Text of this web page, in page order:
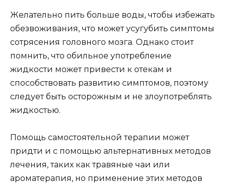
Желательно пить больше воды, чтобы избежать
обезвоживания, что может усугубить симптомы
сотрясения головного мозга. Однако стоит
помнить, что обильное употребление
жидкости может привести к отекам и
способствовать развитию симптомов, поэтому
следует быть осторожным и не злоупотреблять
жидкостью.
Помощь самостоятельной терапии может
придти и с помощью альтернативных методов
лечения, таких как травяные чаи или
ароматерапия, но применение этих методов